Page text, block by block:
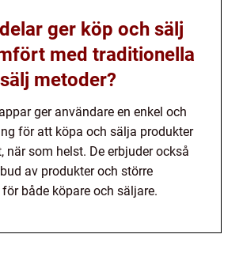
ger köp och sälj
med traditionella
metoder?
ger användare en enkel och
för att köpa och sälja produkter
när som helst. De erbjuder också
av produkter och större
både köpare och säljare.